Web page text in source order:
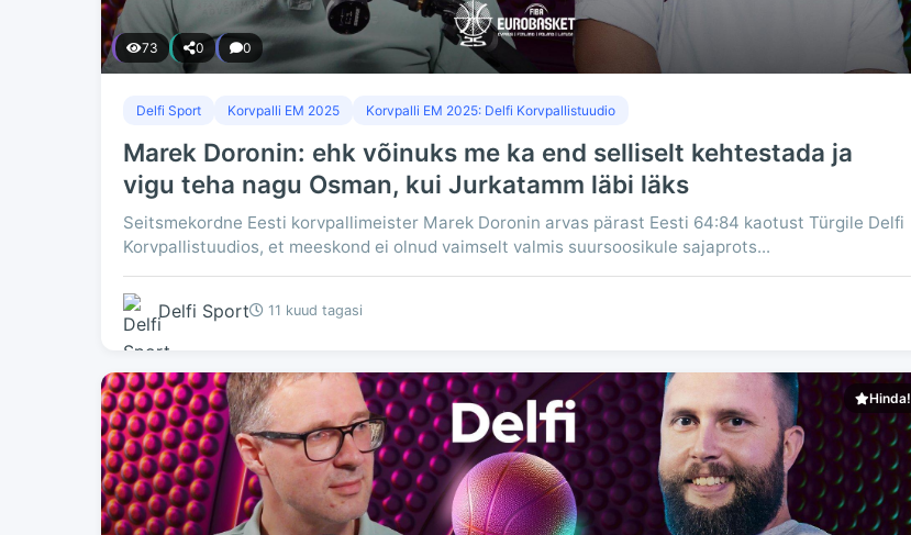
73 0 0
Delfi Sport Korvpalli EM 2025 Korvpalli EM 2025: Delfi Korvpallistuudio
Marek Doronin: ehk võinuks me ka end selliselt kehtestada ja
vigu teha nagu Osman, kui Jurkatamm läbi läks
Seitsmekordne Eesti korvpallimeister Marek Doronin arvas pärast Eesti 64:84 kaotust Türgile Delfi
Korvpallistuudios, et meeskond ei olnud vaimselt valmis suursoosikule sajaprots...
Delfi Sport 11 kuud tagasi
Hinda!